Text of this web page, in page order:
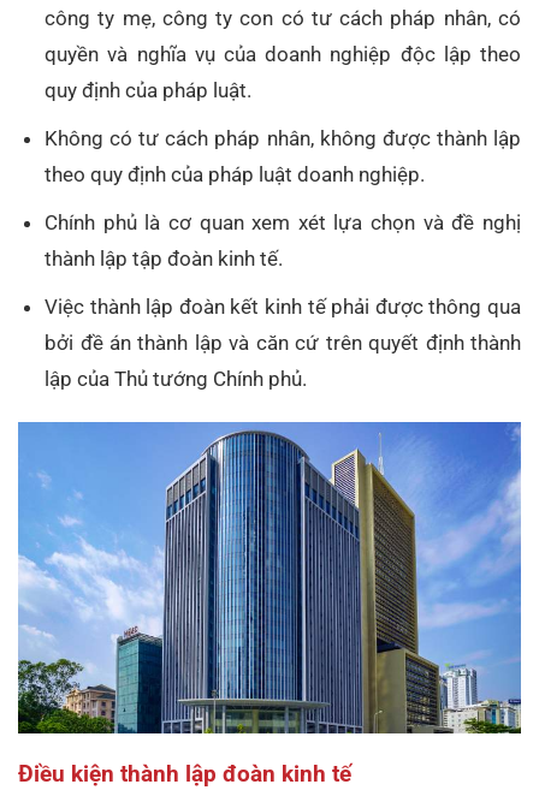
công ty mẹ, công ty con có tư cách pháp nhân, có
quyền và nghĩa vụ của doanh nghiệp độc lập theo
quy định của pháp luật.
Không có tư cách pháp nhân, không được thành lập
theo quy định của pháp luật doanh nghiệp.
Chính phủ là cơ quan xem xét lựa chọn và đề nghị
thành lập tập đoàn kinh tế.
Việc thành lập đoàn kết kinh tế phải được thông qua
bởi đề án thành lập và căn cứ trên quyết định thành
lập của Thủ tướng Chính phủ.
Điều kiện thành lập đoàn kinh tế